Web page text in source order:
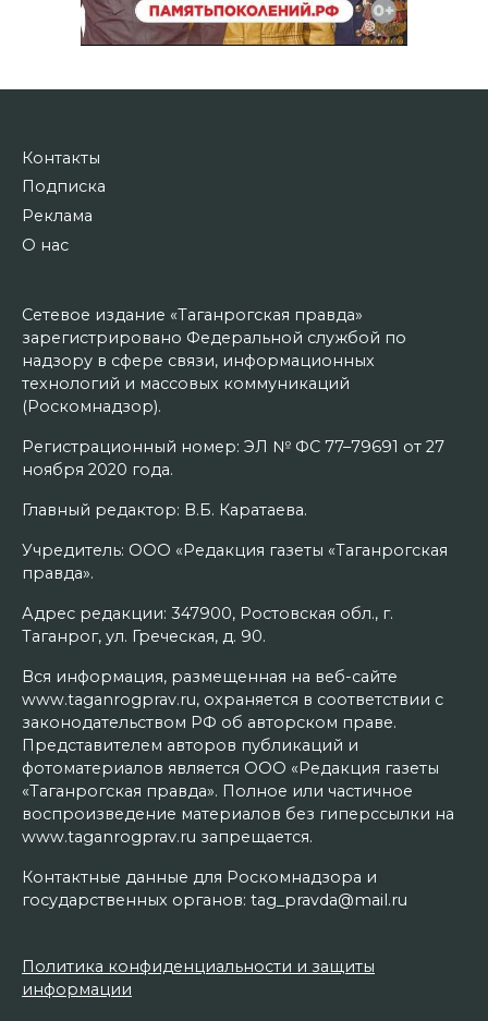
Контакты
Подписка
Реклама
О нас
Сетевое издание «Таганрогская правда»
зарегистрировано Федеральной службой по
надзору в сфере связи, информационных
технологий и массовых коммуникаций
(Роскомнадзор).
Регистрационный номер: ЭЛ № ФС 77–79691 от 27
ноября 2020 года.
Главный редактор: В.Б. Каратаева.
Учредитель: ООО «Редакция газеты «Таганрогская
правда».
Адрес редакции: 347900, Ростовская обл., г.
Таганрог, ул. Греческая, д. 90.
Вся информация, размещенная на веб-сайте
www.taganrogprav.ru, охраняется в соответствии с
законодательством РФ об авторском праве.
Представителем авторов публикаций и
фотоматериалов является ООО «Редакция газеты
«Таганрогская правда». Полное или частичное
воспроизведение материалов без гиперссылки на
www.taganrogprav.ru запрещается.
Контактные данные для Роскомнадзора и
государственных органов: tag_pravda@mail.ru
Политика конфиденциальности и защиты
информации